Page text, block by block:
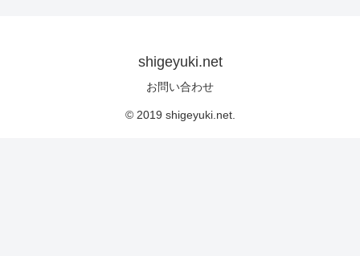
shigeyuki.net
お問い合わせ
© 2019 shigeyuki.net.